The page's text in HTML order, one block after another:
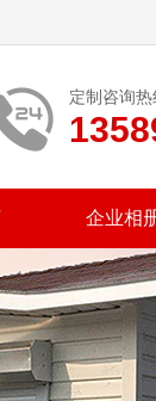
定制咨询热
企业相